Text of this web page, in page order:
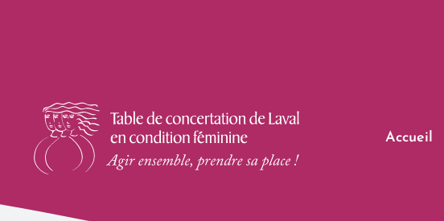
Accueil
Home